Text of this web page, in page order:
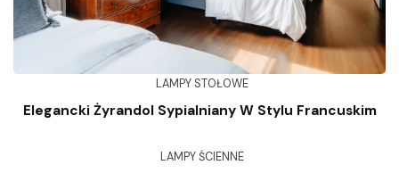
LAMPY STOŁOWE
Elegancki Żyrandol Sypialniany W Stylu Francuskim
LAMPY ŚCIENNE